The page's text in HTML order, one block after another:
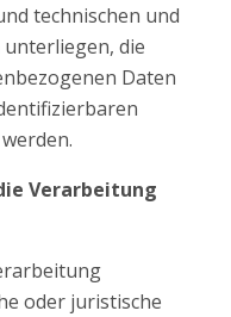
technischen und
die
Daten
Verarbeitung
oder juristische